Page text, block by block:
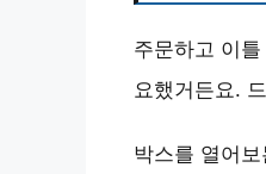
주문하고 이
요했거든요.
박스를 열어